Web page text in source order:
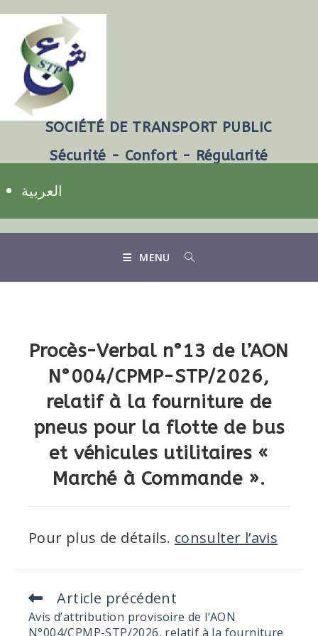
SOCIÉTÉ DE TRANSPORT PUBLIC
Sécurité - Confort - Régularité
العربية
MENU
Procès-Verbal n°13 de l’AON
N°004/CPMP-STP/2026,
relatif à la fourniture de
pneus pour la flotte de bus
et véhicules utilitaires «
Marché à Commande ».
Pour plus de détails. consulter l’avis
Article précédent
Avis d’attribution provisoire de l’AON
N°004/CPMP-STP/2026, relatif à la fourniture